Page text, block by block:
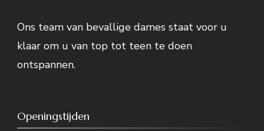
Ons team van bevallige dames staat voor u
klaar om u van top tot teen te doen
ontspannen.
Openingstijden